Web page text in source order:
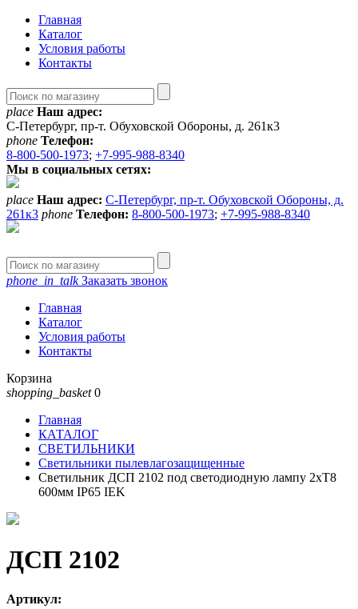
Главная
Каталог
Условия работы
Контакты
place Наш адрес:
С-Петербург, пр-т. Обуховской Обороны, д. 261к3
phone Телефон:
8-800-500-1973; +7-995-988-8340
Мы в социальных сетях:
place Наш адрес: С-Петербург, пр-т. Обуховской Обороны, д.
261к3 phone Телефон: 8-800-500-1973; +7-995-988-8340
phone_in_talkЗаказать звонок
Главная
Каталог
Условия работы
Контакты
Корзина
shopping_basket 0
Главная
КАТАЛОГ
СВЕТИЛЬНИКИ
Светильники пылевлагозащищенные
Светильник ДСП 2102 под светодиодную лампу 2хT8
600мм IP65 IEK
ДСП 2102
Артикул: